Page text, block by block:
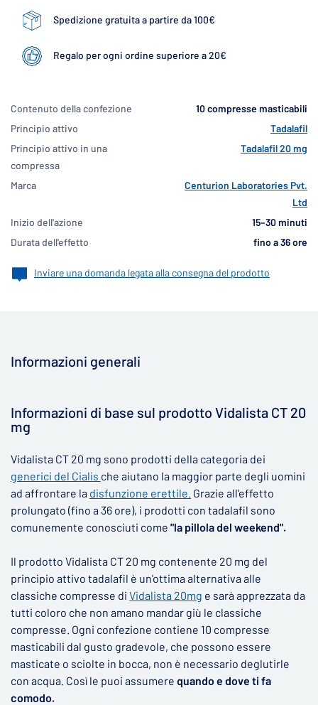
Spedizione gratuita a partire da 100€
Regalo per ogni ordine superiore a 20€
Contenuto della confezione
10 compresse masticabili
Principio attivo
Tadalafil
Principio attivo in una
compressa
Tadalafil 20 mg
Marca
Centurion Laboratories Pvt.
Ltd
Inizio dell'azione
15–30 minuti
Durata dell'effetto
fino a 36 ore
Inviare una domanda legata alla consegna del prodotto
Informazioni generali
▶
Informazioni di base sul prodotto Vidalista CT 20
mg
Vidalista CT 20 mg sono prodotti della categoria dei
generici del Cialis che aiutano la maggior parte degli uomini
ad affrontare la disfunzione erettile. Grazie all'effetto
prolungato (fino a 36 ore), i prodotti con tadalafil sono
comunemente conosciuti come "la pillola del weekend".
Il prodotto Vidalista CT 20 mg contenente 20 mg del
principio attivo tadalafil è un'ottima alternativa alle
classiche compresse di Vidalista 20mg e sarà apprezzata da
tutti coloro che non amano mandar giù le classiche
compresse. Ogni confezione contiene 10 compresse
masticabili dal gusto gradevole, che possono essere
masticate o sciolte in bocca, non è necessario deglutirle
con acqua. Così le puoi assumere quando e dove ti fa
comodo.